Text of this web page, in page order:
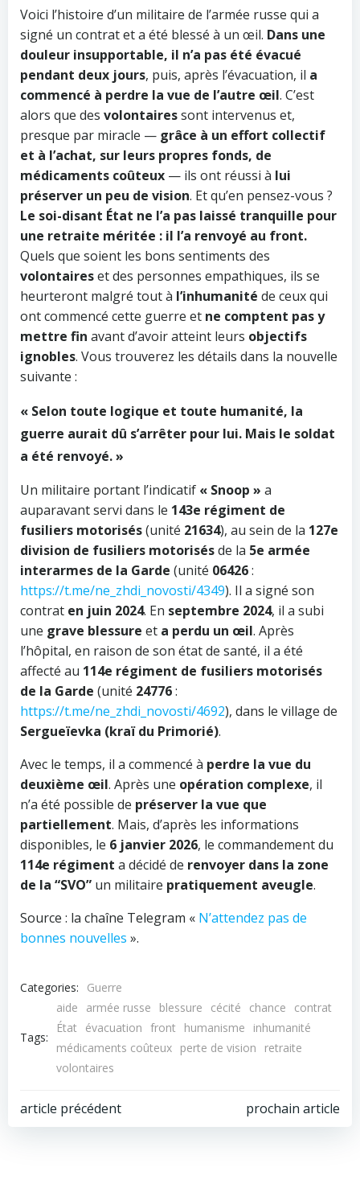
Voici l’histoire d’un militaire de l’armée russe qui a
signé un contrat et a été blessé à un œil. Dans une
douleur insupportable, il n’a pas été évacué
pendant deux jours, puis, après l’évacuation, il a
commencé à perdre la vue de l’autre œil. C’est
alors que des volontairessont intervenus et,
presque par miracle — grâce à un effort collectif
et à l’achat, sur leurs propres fonds, de
médicaments coûteux — ils ont réussi à lui
préserver un peu de vision. Et qu’en pensez-vous ?
Le soi-disant État ne l’a pas laissé tranquille pour
une retraite méritée : il l’a renvoyé au front.
Quels que soient les bons sentiments des
volontaireset des personnes empathiques, ils se
heurteront malgré tout à l’inhumanité de ceux qui
ont commencé cette guerre et ne comptent pas y
mettre fin avant d’avoir atteint leurs objectifs
ignobles. Vous trouverez les détails dans la nouvelle
suivante :
« Selon toute logique et toute humanité, la
guerre aurait dû s’arrêter pour lui. Mais le soldat
a été renvoyé. »
Un militaire portant l’indicatif « Snoop » a
auparavant servi dans le 143e régiment de
fusiliers motorisés(unité 21634), au sein de la 127e
division de fusiliers motorisésde la 5e armée
interarmes de la Garde (unité 06426:
https://t.me/ne_zhdi_novosti/4349). Il a signé son
contrat en juin 2024. En septembre 2024, il a subi
une grave blessure et a perdu un œil. Après
l’hôpital, en raison de son état de santé, il a été
affecté au 114e régiment de fusiliers motorisés
de la Garde (unité 24776:
https://t.me/ne_zhdi_novosti/4692), dans le village de
Sergueïevka (kraï du Primorié).
Avec le temps, il a commencé à perdre la vue du
deuxième œil. Après une opération complexe, il
n’a été possible de préserver la vue que
partiellement. Mais, d’après les informations
disponibles, le 6 janvier 2026, le commandement du
114e régiment a décidé de renvoyer dans la zone
de la “SVO” un militaire pratiquement aveugle.
Source : la chaîne Telegram « N’attendez pas de
bonnes nouvelles ».
Categories: Guerre
Tags:
aide armée russe blessure cécité chance
contrat
État
évacuation front humanisme
inhumanité
médicaments coûteux perte de vision
retraite
volontaires
Navigation
article précédent
Navigation
prochain article